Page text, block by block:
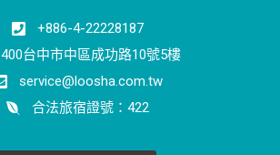
+886-4-22228187
400台中市中區成功路10號5樓
service@loosha.com.tw
合法旅宿證號：422